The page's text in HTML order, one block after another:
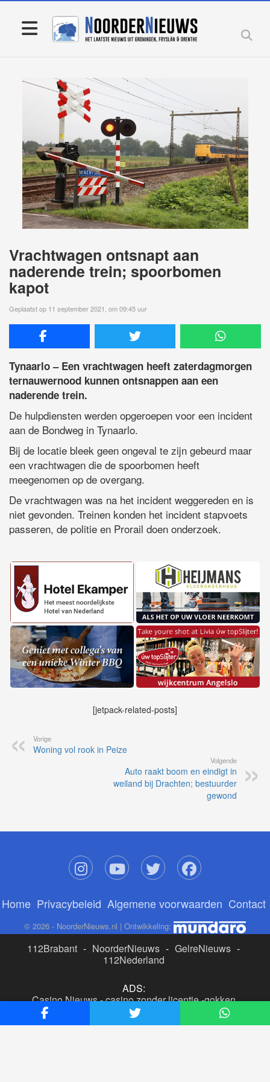
Vrachtwagen ontsnapt aan
naderende trein; spoorbomen
kapot
Geplaatst op 11 september 2021, om 09:45 uur
Tynaarlo – Een vrachtwagen heeft zaterdagmorgen
ternauwernood kunnen ontsnappen aan een
naderende trein.
De hulpdiensten werden opgeroepen voor een incident
aan de Bondweg in Tynaarlo.
Bij de locatie bleek geen ongeval te zijn gebeurd maar
een vrachtwagen die de spoorbomen heeft
meegenomen op de overgang.
De vrachtwagen was na het incident weggereden en is
niet gevonden. Treinen konden het incident stapvoets
passeren, de politie en Prorail doen onderzoek.
[jetpack-related-posts]
Vorige
Woning vol rook in Peize
Volgende
Auto raakt boom en eindigt in
weiland bij Drachten; bestuurder
gewond
Home Privacybeleid Algemene voorwaarden Contact
© 2026 - NoorderNieuws.nl | Ontwikkeling:
112Brabant - NoorderNieuws - GelreNieuws -
112Nederland
ADS:
Casino Nieuws-casino zonder licentie-gokken
buitenlandse site
beste online casino nederland